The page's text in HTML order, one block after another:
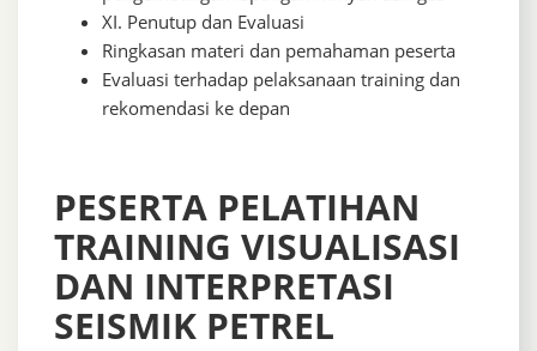
XI. Penutup dan Evaluasi
Ringkasan materi dan pemahaman peserta
Evaluasi terhadap pelaksanaan training dan
rekomendasi ke depan
PESERTA PELATIHAN
TRAINING VISUALISASI
DAN INTERPRETASI
SEISMIK PETREL